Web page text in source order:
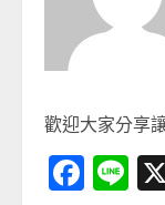
歡迎大家分享